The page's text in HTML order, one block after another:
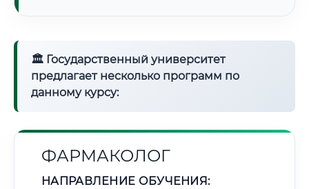
🏛 Государственный университет
предлагает несколько программ по
данному курсу:
ФАРМАКОЛОГ
НАПРАВЛЕНИЕ ОБУЧЕНИЯ: